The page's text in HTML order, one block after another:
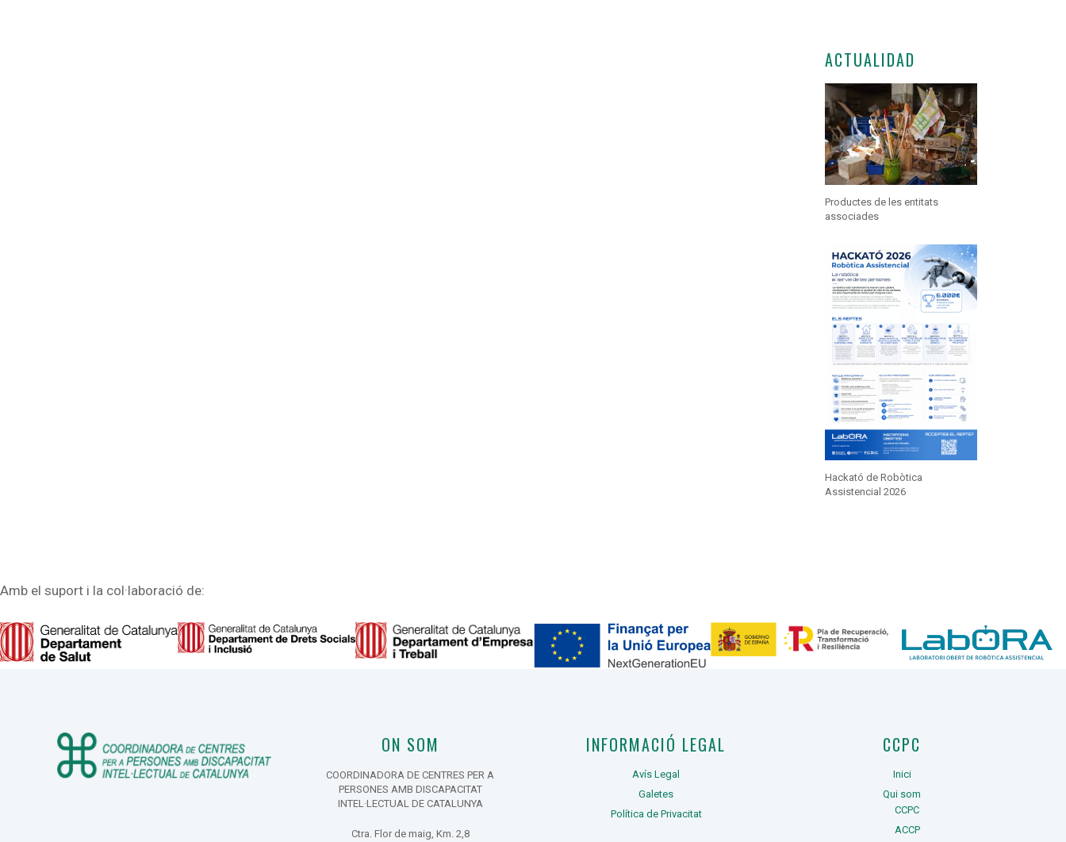
ACTUALIDAD
Productes de les entitats
associades
Hackató de Robòtica
Assistencial 2026
Amb el suport i la col·laboració de:
ON SOM
COORDINADORA DE CENTRES PER A
PERSONES AMB DISCAPACITAT
INTEL·LECTUAL DE CATALUNYA
Ctra. Flor de maig, Km. 2,8
INFORMACIÓ LEGAL
Avís Legal
Galetes
Política de Privacitat
CCPC
Inici
Qui som
CCPC
ACCP